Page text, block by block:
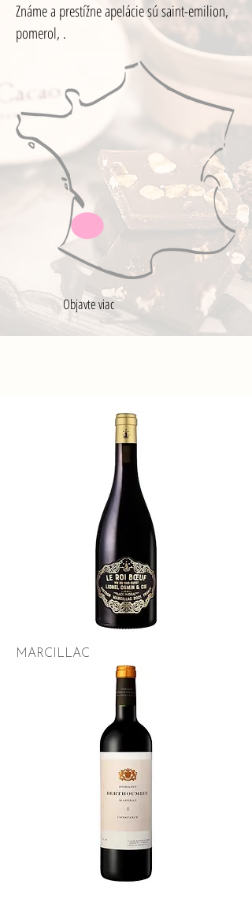
Známe a prestížne apelácie sú saint-emilion,
pomerol, .
Objavte viac
MARCILLAC